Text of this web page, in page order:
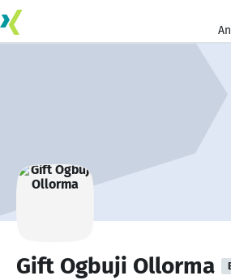
Gift Ogbuji Ollorma